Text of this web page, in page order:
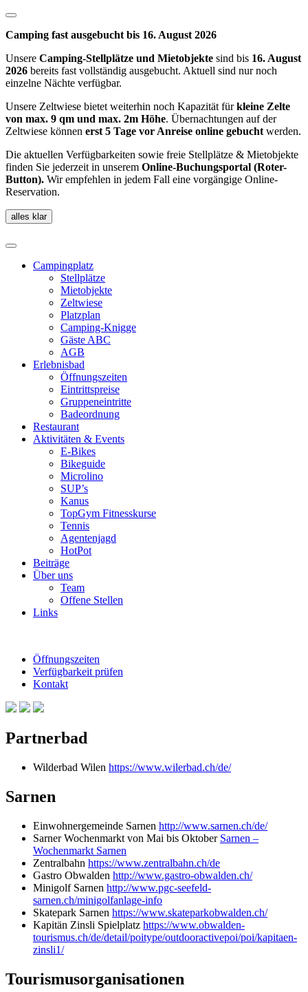
Camping fast ausgebucht bis 16. August 2026
Unsere Camping-Stellplätze und Mietobjekte sind bis 16. August
2026 bereits fast vollständig ausgebucht. Aktuell sind nur noch
einzelne Nächte verfügbar.
Unsere Zeltwiese bietet weiterhin noch Kapazität fürkleine Zelte
von max. 9 qm und max. 2m Höhe. Übernachtungen auf der
Zeltwiese können erst 5 Tage vor Anreise online gebucht werden.
Die aktuellen Verfügbarkeiten sowie freie Stellplätze & Mietobjekte
finden Sie jederzeit in unserem Online-Buchungsportal (Roter-
Button). Wir empfehlen in jedem Fall eine vorgängige Online-
Reservation.
alles klar
Campingplatz
Stellplätze
Mietobjekte
Zeltwiese
Platzplan
Camping-Knigge
Gäste ABC
AGB
Erlebnisbad
Öffnungszeiten
Eintrittspreise
Gruppeneintritte
Badeordnung
Restaurant
Aktivitäten & Events
E-Bikes
Bikeguide
Microlino
SUP’s
Kanus
TopGym Fitnesskurse
Tennis
Agentenjagd
HotPot
Beiträge
Über uns
Team
Offene Stellen
Links
Öffnungszeiten
Verfügbarkeit prüfen
Kontakt
Partnerbad
Wilderbad Wilen https://www.wilerbad.ch/de/
Sarnen
Einwohnergemeinde Sarnen http://www.sarnen.ch/de/
Sarner Wochenmarkt von Mai bis Oktober Sarnen –
Wochenmarkt Sarnen
Zentralbahn https://www.zentralbahn.ch/de
Gastro Obwalden http://www.gastro-obwalden.ch/
Minigolf Sarnen http://www.pgc-seefeld-
sarnen.ch/minigolfanlage-info
Skatepark Sarnen https://www.skateparkobwalden.ch/
Kapitän Zinsli Spielplatz https://www.obwalden-
tourismus.ch/de/detail/poitype/outdooractivepoi/poi/kapitaen-
zinsli1/
Tourismusorganisationen